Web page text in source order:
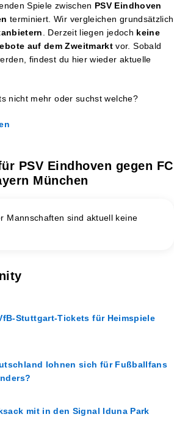
Spiele zwischen PSV Eindhoven
terminiert. Wir vergleichen grundsätzlich
. Derzeit liegen jedoch keine
auf dem Zweitmarkt vor. Sobald
findest du hier wieder aktuelle
nicht mehr oder suchst welche?
PSV Eindhoven gegen FC
München
Mannschaften sind aktuell keine
Stuttgart-Tickets für Heimspiele
lohnen sich für Fußballfans
mit in den Signal Iduna Park